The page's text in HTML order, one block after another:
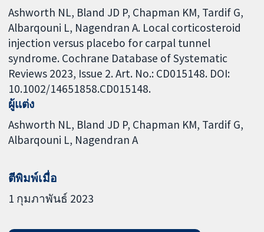
Ashworth NL, Bland JD P, Chapman KM, Tardif G,
Albarqouni L, Nagendran A. Local corticosteroid
injection versus placebo for carpal tunnel
syndrome. Cochrane Database of Systematic
Reviews 2023, Issue 2. Art. No.: CD015148. DOI:
10.1002/14651858.CD015148.
ผู้แต่ง
Ashworth NL Bland JD P Chapman KM Tardif G
Albarqouni L Nagendran A
ตีพิมพ์เมื่อ
1 กุมภาพันธ์ 2023